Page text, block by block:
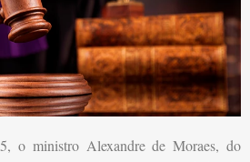
o ministro Alexandre de Moraes, do